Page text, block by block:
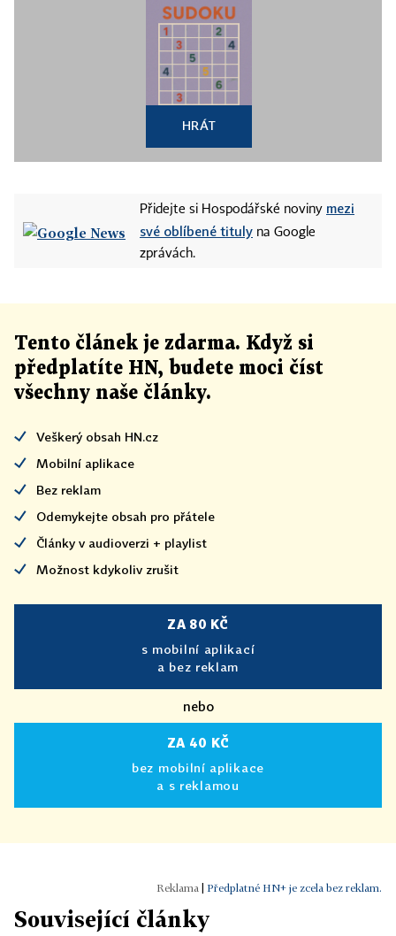
HRÁT
Přidejte si Hospodářské noviny mezi
své oblíbené tituly na Google
zprávách.
Tento článek je zdarma. Když si
předplatíte HN, budete moci číst
všechny naše články.
Veškerý obsah HN.cz
Mobilní aplikace
Bez reklam
Odemykejte obsah pro přátele
Články v audioverzi + playlist
Možnost kdykoliv zrušit
ZA 80 KČ
s mobilní aplikací
a bez reklam
nebo
ZA 40 KČ
bez mobilní aplikace
a s reklamou
Předplatné HN+ je zcela bez reklam.
Související články